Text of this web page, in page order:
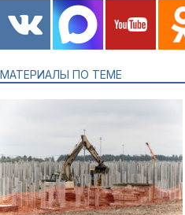
МАТЕРИАЛЫ ПО ТЕМЕ